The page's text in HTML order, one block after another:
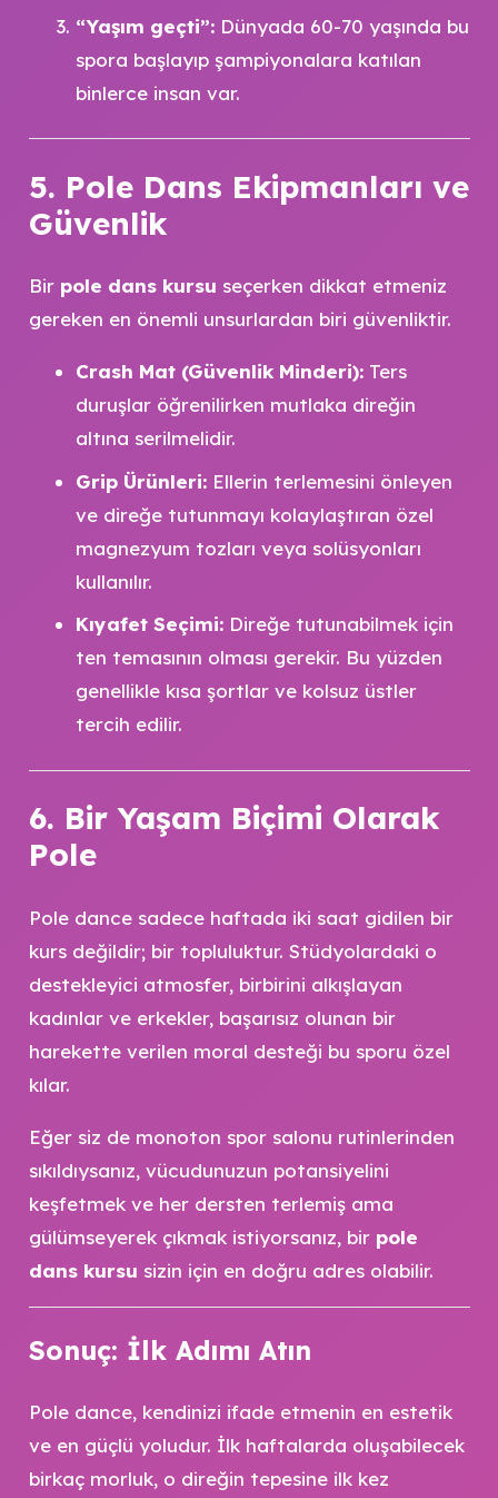
“Yaşım geçti”: Dünyada 60-70 yaşında bu
spora başlayıp şampiyonalara katılan
binlerce insan var.
5. Pole Dans Ekipmanları ve
Güvenlik
Bir pole dans kursu seçerken dikkat etmeniz
gereken en önemli unsurlardan biri güvenliktir.
Crash Mat (Güvenlik Minderi): Ters
duruşlar öğrenilirken mutlaka direğin
altına serilmelidir.
Grip Ürünleri: Ellerin terlemesini önleyen
ve direğe tutunmayı kolaylaştıran özel
magnezyum tozları veya solüsyonları
kullanılır.
Kıyafet Seçimi: Direğe tutunabilmek için
ten temasının olması gerekir. Bu yüzden
genellikle kısa şortlar ve kolsuz üstler
tercih edilir.
6. Bir Yaşam Biçimi Olarak
Pole
Pole dance sadece haftada iki saat gidilen bir
kurs değildir; bir topluluktur. Stüdyolardaki o
destekleyici atmosfer, birbirini alkışlayan
kadınlar ve erkekler, başarısız olunan bir
harekette verilen moral desteği bu sporu özel
kılar.
Eğer siz de monoton spor salonu rutinlerinden
sıkıldıysanız, vücudunuzun potansiyelini
keşfetmek ve her dersten terlemiş ama
gülümseyerek çıkmak istiyorsanız, bir pole
dans kursu sizin için en doğru adres olabilir.
Sonuç: İlk Adımı Atın
Pole dance, kendinizi ifade etmenin en estetik
ve en güçlü yoludur. İlk haftalarda oluşabilecek
birkaç morluk, o direğin tepesine ilk kez